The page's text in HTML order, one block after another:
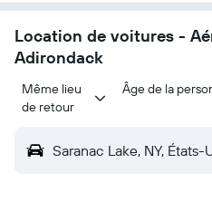
Location de voitures -
Adirondack
Même lieu
de retour
Âge de la
Saranac Lake, NY,